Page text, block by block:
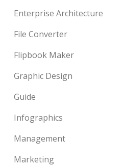
Enterprise Architecture
File Converter
Flipbook Maker
Graphic Design
Guide
Infographics
Management
Marketing